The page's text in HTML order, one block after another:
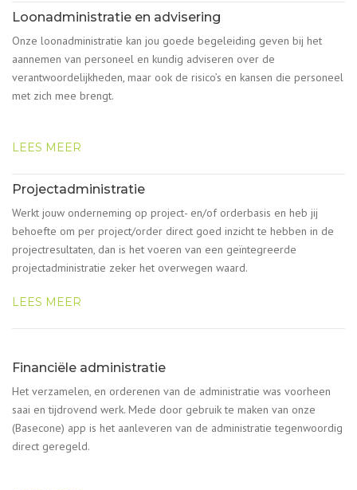
Loonadministratie en advisering
Onze loonadministratie kan jou goede begeleiding geven bij het
aannemen van personeel en kundig adviseren over de
verantwoordelijkheden, maar ook de risico’s en kansen die personeel
met zich mee brengt.
LEES MEER
Projectadministratie
Werkt jouw onderneming op project- en/of orderbasis en heb jij
behoefte om per project/order direct goed inzicht te hebben in de
projectresultaten, dan is het voeren van een geïntegreerde
projectadministratie zeker het overwegen waard.
LEES MEER
Financiële administratie
Het verzamelen, en orderenen van de administratie was voorheen
saai en tijdrovend werk. Mede door gebruik te maken van onze
(Basecone) app is het aanleveren van de administratie tegenwoordig
direct geregeld.